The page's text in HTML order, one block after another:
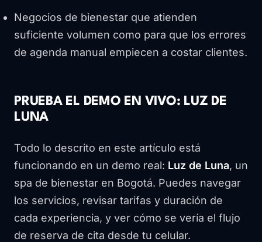
Negocios de bienestar que atienden
suficiente volumen como para que los errores
de agenda manual empiecen a costar clientes.
PRUEBA EL DEMO EN VIVO: LUZ DE
LUNA
Todo lo descrito en este artículo está
funcionando en un demo real: Luz de Luna, un
spa de bienestar en Bogotá. Puedes navegar
los servicios, revisar tarifas y duración de
cada experiencia, y ver cómo se vería el flujo
de reserva de cita desde tu celular.